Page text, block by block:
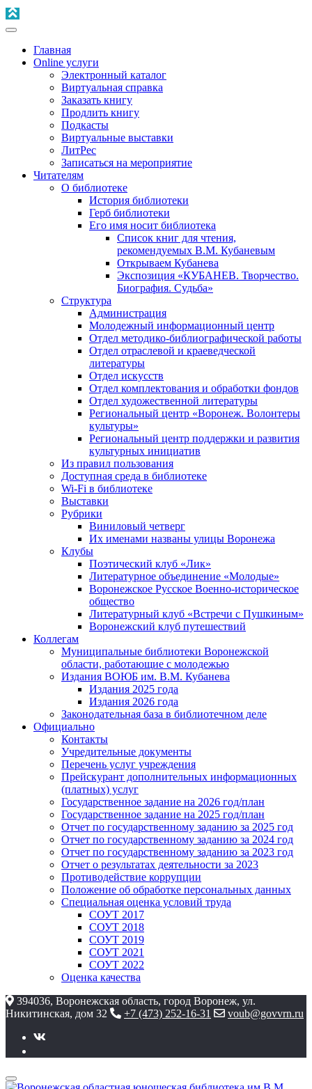
Главная
Online услуги
Электронный каталог
Виртуальная справка
Заказать книгу
Продлить книгу
Подкасты
Виртуальные выставки
ЛитРес
Записаться на мероприятие
Читателям
О библиотеке
История библиотеки
Герб библиотеки
Его имя носит библиотека
Список книг для чтения,
рекомендуемых В.М. Кубаневым
Открываем Кубанева
Экспозиция «КУБАНЕВ. Творчество.
Биография. Судьба»
Структура
Администрация
Молодежный информационный центр
Отдел методико-библиографической работы
Отдел отраслевой и краеведческой
литературы
Отдел искусств
Отдел комплектования и обработки фондов
Отдел художественной литературы
Региональный центр «Воронеж. Волонтеры
культуры»
Региональный центр поддержки и развития
культурных инициатив
Из правил пользования
Доступная среда в библиотеке
Wi-Fi в библиотеке
Выставки
Рубрики
Виниловый четверг
Их именами названы улицы Воронежа
Клубы
Поэтический клуб «Лик»
Литературное объединение «Молодые»
Воронежское Русское Военно-историческое
общество
Литературный клуб «Встречи с Пушкиным»
Воронежский клуб путешествий
Коллегам
Муниципальные библиотеки Воронежской
области, работающие с молодежью
Издания ВОЮБ им. В.М. Кубанева
Издания 2025 года
Издания 2026 года
Законодательная база в библиотечном деле
Официально
Контакты
Учредительные документы
Перечень услуг учреждения
Прейскурант дополнительных информационных
(платных) услуг
Государственное задание на 2026 год/план
Государственное задание на 2025 год/план
Отчет по государственному заданию за 2025 год
Отчет по государственному заданию за 2024 год
Отчет по государственному заданию за 2023 год
Отчет о результатах деятельности за 2023
Противодействие коррупции
Положение об обработке персональных данных
Специальная оценка условий труда
СОУТ 2017
СОУТ 2018
СОУТ 2019
СОУТ 2021
СОУТ 2022
Оценка качества
394036, Воронежская область, город Воронеж, ул.
Никитинская, дом 32
+7 (473) 252-16-31 voub@govvrn.ru